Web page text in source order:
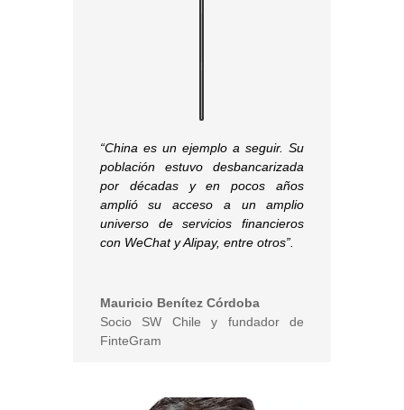
“China es un ejemplo a seguir. Su
población estuvo desbancarizada
por décadas y en pocos años
amplió su acceso a un amplio
universo de servicios financieros
con WeChat y Alipay, entre otros”.
Mauricio Benítez Córdoba
Socio SW Chile y fundador de
FinteGram